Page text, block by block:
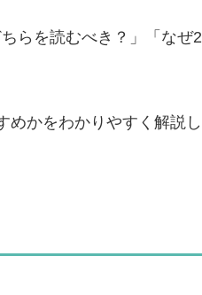
らを読むべき？」「なぜ2
めかをわかりやすく解説し